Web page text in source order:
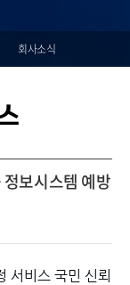
회사소식
보시스템 예방
서비스 국민 신뢰